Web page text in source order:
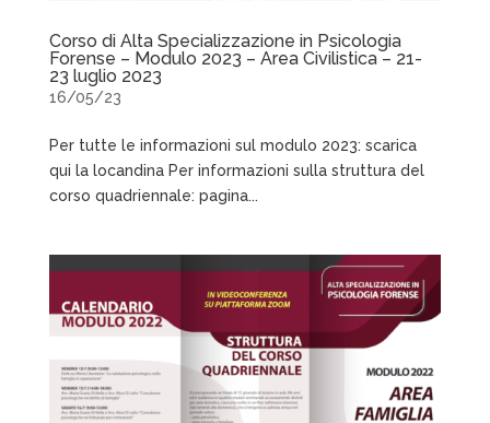
Corso di Alta Specializzazione in Psicologia
Forense – Modulo 2023 – Area Civilistica – 21-
23 luglio 2023
16/05/23
Per tutte le informazioni sul modulo 2023: scarica
qui la locandina Per informazioni sulla struttura del
corso quadriennale: pagina...